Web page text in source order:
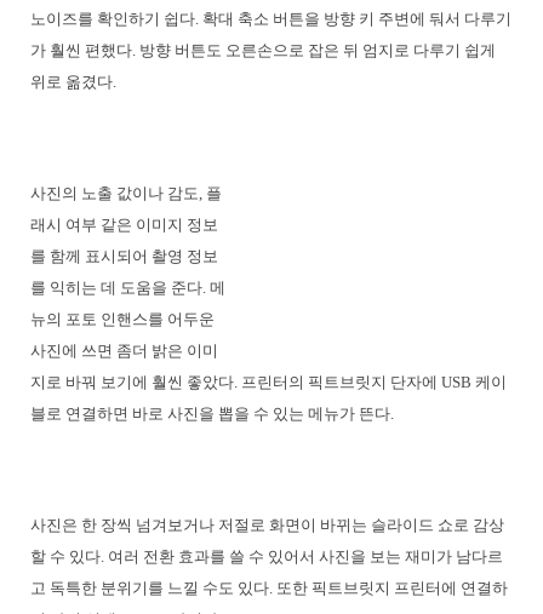
노이즈를 확인하기 쉽다. 확대 축소 버튼을 방향 키 주변에 둬서 다루기
가 훨씬 편했다. 방향 버튼도 오른손으로 잡은 뒤 엄지로 다루기 쉽게
위로 옮겼다.
사진의 노출 값이나 감도, 플
래시 여부 같은 이미지 정보
를 함께 표시되어 촬영 정보
를 익히는 데 도움을 준다. 메
뉴의 포토 인핸스를 어두운
사진에 쓰면 좀더 밝은 이미
지로 바꿔 보기에 훨씬 좋았다. 프린터의 픽트브릿지 단자에 USB 케이
블로 연결하면 바로 사진을 뽑을 수 있는 메뉴가 뜬다.
사진은 한 장씩 넘겨보거나 저절로 화면이 바뀌는 슬라이드 쇼로 감상
할 수 있다. 여러 전환 효과를 쓸 수 있어서 사진을 보는 재미가 남다르
고 독특한 분위기를 느낄 수도 있다. 또한 픽트브릿지 프린터에 연결하